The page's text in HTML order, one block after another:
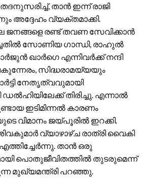
തദനുസരിച്ച്, താൻ ഇന്ന് രാജി
അദ്ദേഹം വ്യക്തമാക്കി.
ജനങ്ങളെ രണ്ട് തവണ സേവിക്കാൻ
സോണിയ ഗാന്ധി, രാഹുൽ
ഖാർഗെ എന്നിവർക്ക് നന്ദി
സിദ്ധരാമയ്യയും
നേതൃത്വവുമായി
ഡൽഹിയിലേക്ക് തിരിച്ചു. എന്നാൽ
ഇടിമിന്നൽ കാരണം
വിമാനം ജയ്പൂരിൽ ഇറക്കി.
വ്യാഴാഴ്ച രാത്രി വൈകി
താൻ ഒരു
പൊതുജീവിതത്തിൽ തുടരുമെന്ന്
മുഖ്യമന്ത്രി പറഞ്ഞു.